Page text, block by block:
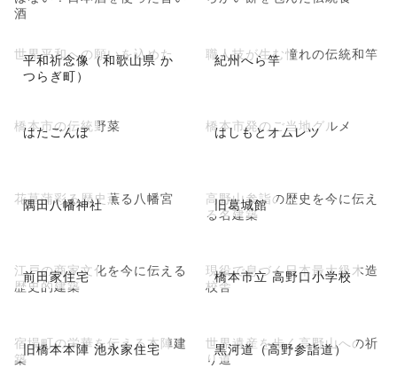
酒
平和祈念像（和歌山県 か
つらぎ町）
世界平和への願いを込めた 紀州へら竿
職人技が生む憧れの伝統和竿
はたごんぼ
橋本市の伝統野菜 はしもとオムレツ
橋本市発のご当地グルメ
隅田八幡神社
花菖蒲彩る歴史薫る八幡宮 旧葛城館
高野山参詣の歴史を今に伝え
る名建築
前田家住宅
江戸の商家文化を今に伝える
歴史的建築
橋本市立 高野口小学校
現役で息づく日本最大級木造
校舎
旧橋本本陣 池永家住宅
宿場町の栄華を伝える本陣建
築
黒河道（高野参詣道）
世界遺産を歩く高野山への祈
り道